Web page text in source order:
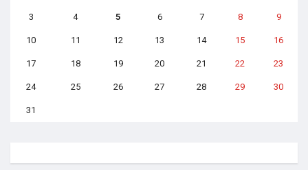
3 4 5 6 7 8 9
10 11 12 13 14 15 16
17 18 19 20 21 22 23
24 25 26 27 28 29 30
31